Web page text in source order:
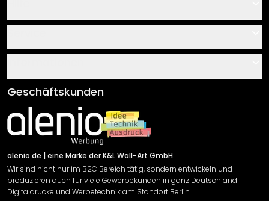
Über uns
Klebe- und Montageanleitungen
Newsletter An-/Abmeldung
Sendungsverfolgung
AGB
Impressum
Versand & Zahlung
Rücksendung
Widerrufsrecht
Datenschutzerklärung
Geschäftskunden
alenio.de | eine Marke der K&L Wall-Art GmbH.
Wir sind nicht nur im B2C Bereich tätig, sondern entwickeln und
produzieren auch für viele Gewerbekunden in ganz Deutschland
Digitaldrucke und Werbetechnik am Standort Berlin.